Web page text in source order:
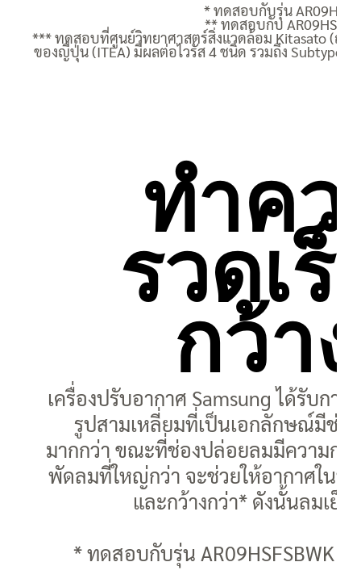
* ทดสอบกับรุ่น
** ทดสอบกับ
*** ทดสอบที่ศูนย์วิทยาศาสตร์สิ่งแวดล้อม Kitasato (ญี่ปุ่
ของญี่ปุ่น (ITEA) มีผลต่อไวรัส 4 ชนิด รวมถึง Subtype
ทำคว
รวดเ
กว้า
เครื่องปรับอากาศ Samsung ได้รับก
รูปสามเหลี่ยมที่เป็นเอกลักษณ์มีช่อง
มากกว่า ขณะที่ช่องปล่อยลมมีความกว้
พัดลมที่ใหญ่กว่า จะช่วยให้อากาศในห้อ
และกว้างกว่า* ดังนั้นลมเย็
* ทดสอบกับรุ่น AR09HSFSBWK เ